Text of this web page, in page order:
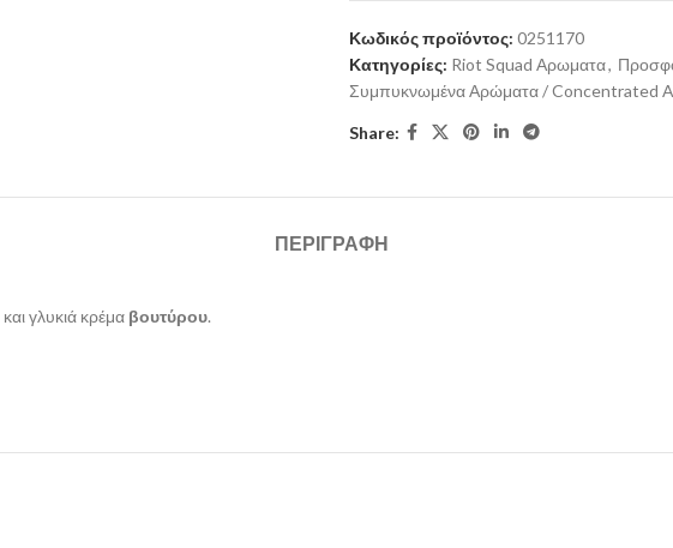
Κωδικός προϊόντος: 0251170
Κατηγορίες: Riot Squad Αρωματα,
Συμπυκνωμένα Αρώματα / Concentrated
Share:
ΠΕΡΙΓΡΑΦΉ
και γλυκιά κρέμα βουτύρου.